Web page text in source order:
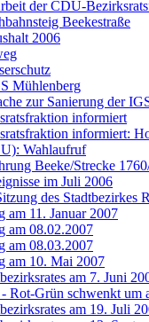
der CDU-
Beekestraße
2006
Mühlenberg
zur Sanierung der
informiert
informiert:
Wahlaufruf
Beeke/Strecke
im Juli 2006
des Stadtbezirkes
am 11. Januar 2007
am 08.02.2007
am 08.03.2007
am 10. Mai 2007
am 7. Juni
Rot-Grün schwenkt um
am 19. Juli